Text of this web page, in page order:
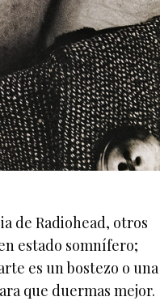
de Radiohead, otros
estado somnífero;
es un bostezo o una
que duermas mejor.